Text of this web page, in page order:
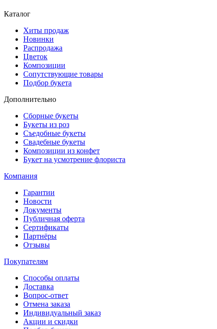
Каталог
Хиты продаж
Новинки
Распродажа
Цветок
Композиции
Сопутствующие товары
Подбор букета
Дополнительно
Сборные букеты
Букеты из роз
Съедобные букеты
Свадебные букеты
Композиции из конфет
Букет на усмотрение флориста
Компания
Гарантии
Новости
Документы
Публичная оферта
Сертификаты
Партнёры
Отзывы
Покупателям
Способы оплаты
Доставка
Вопрос-ответ
Отмена заказа
Индивидуальный заказ
Акции и скидки